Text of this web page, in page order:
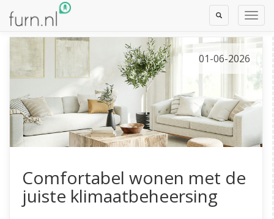
Toggle
Search
Comfortabel wonen met de
juiste klimaatbeheersing
01-06-2026